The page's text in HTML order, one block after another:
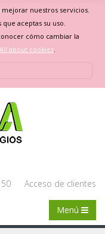
nuestros servicios.
aceptas su uso.
cómo cambiar la
All about cookies.
Acceso de clientes
Menú